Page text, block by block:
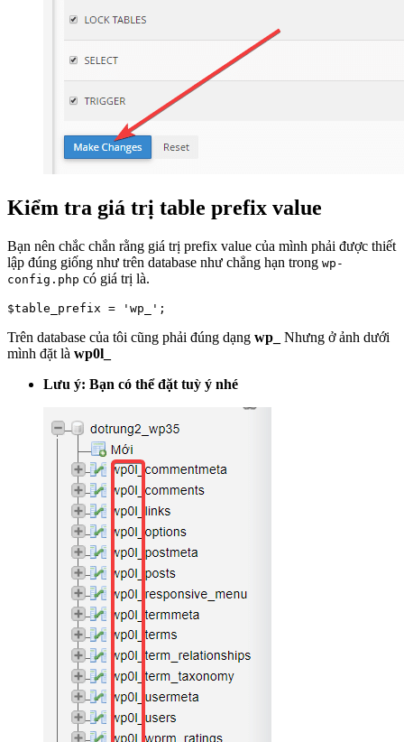
Kiểm tra giá trị table prefix value
Bạn nên chắc chắn rằng giá trị prefix value của mình phải được thiết
lập đúng giống như trên database như chẳng hạn trong wp-
config.php có giá trị là.
$table_prefix = 'wp_';
Trên database của tôi cũng phải đúng dạng wp_ Nhưng ở ảnh dưới
mình đặt là wp0l_
Lưu ý: Bạn có thể đặt tuỳ ý nhé